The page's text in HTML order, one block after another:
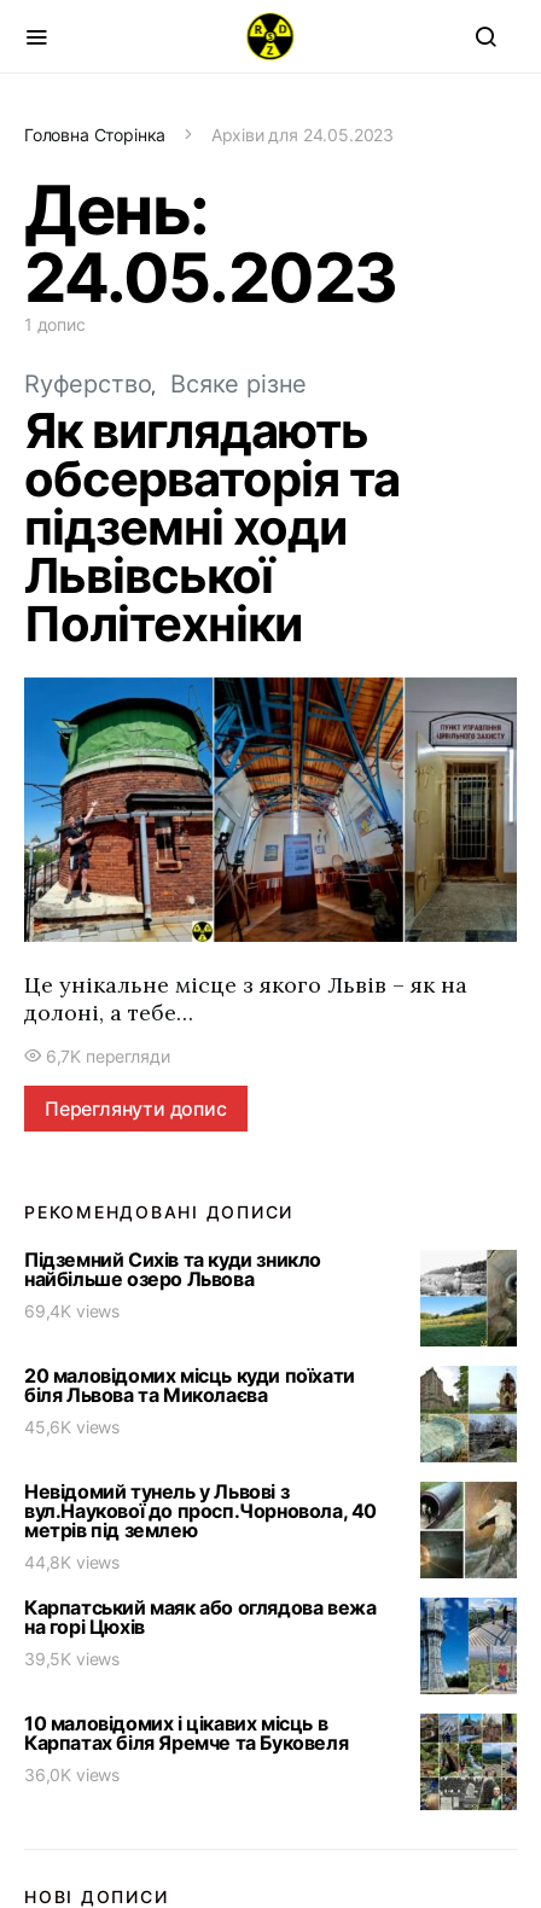
Головна Сторінка Архіви для 24.05.2023
День:
24.05.2023
1 допис
Rуферство Всяке різне
Як виглядають
обсерваторія та
підземні ходи
Львівської
Політехніки
Це унікальне місце з якого Львів – як на
долоні, а тебе…
6,7K перегляди
Переглянути допис
РЕКОМЕНДОВАНІ ДОПИСИ
Підземний Сихів та куди зникло
найбільше озеро Львова
69,4K views
20 маловідомих місць куди поїхати
біля Львова та Миколаєва
45,6K views
Невідомий тунель у Львові з
вул.Наукової до просп.Чорновола, 40
метрів під землею
44,8K views
Карпатський маяк або оглядова вежа
на горі Цюхів
39,5K views
10 маловідомих і цікавих місць в
Карпатах біля Яремче та Буковеля
36,0K views
НОВІ ДОПИСИ